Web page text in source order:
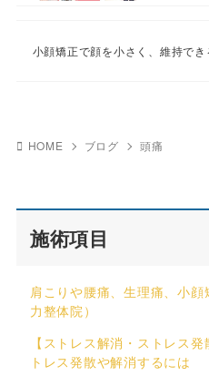
小顔矯正で顔を小さく、維持でき
HOME ブログ 頭痛
施術項目
肩こりや腰痛、生理痛、小
力整体院）
【ストレス解消・ストレス
トレス発散や解消するには